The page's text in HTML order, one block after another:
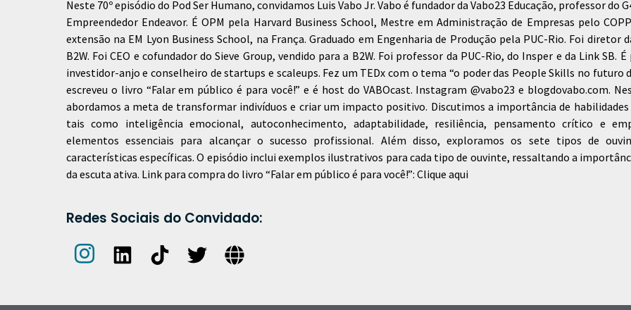
Neste 70º episódio do Pod Ser Humano, convidamos Luis Vabo Jr. Vabo é fundador da Vabo23 Educação, professor do
Empreendedor Endeavor. É OPM pela Harvard Business School, Mestre em Administração de Empresas pelo
extensão na EM Lyon Business School, na França. Graduado em Engenharia de Produção pela PUC-Rio. Foi diretor
B2W. Foi CEO e cofundador do Sieve Group, vendido para a B2W. Foi professor da PUC-Rio, do Insper e da Link SB.
investidor-anjo e conselheiro de startups e scaleups. Fez um TEDx com o tema “o poder das People Skills no futuro
escreveu o livro “Falar em público é para você!” e é host do VABOcast. Instagram @vabo23 e blogdovabo.com.
abordamos a meta de transformar indivíduos e criar um impacto positivo. Discutimos a importância de habilidades
tais como inteligência emocional, autoconhecimento, adaptabilidade, resiliência, pensamento crítico e
elementos essenciais para alcançar o sucesso profissional. Além disso, exploramos os sete tipos de
características específicas. O episódio inclui exemplos ilustrativos para cada tipo de ouvinte, ressaltando a
da escuta ativa. Link para compra do livro “Falar em público é para você!”: Clique aqui
Redes Sociais do Convidado: